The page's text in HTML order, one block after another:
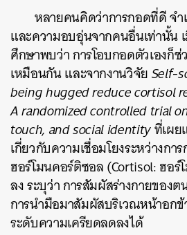
หลายคนคิดว่าการกอดที่ดี จำ
และความอบอุ่นจากคนอื่นเท่านั้น
ศึกษาพบว่า การโอบกอดตัวเองก็
เหมือนกัน และจากงานวิจัยSelf-
being hugged reduce cortisol
A randomized controlled trial
touch, and social identityที่เผ
เกี่ยวกับความเชื่อมโยงระหว่างกา
ฮอร์โมนคอร์ติซอล (Cortisol: ฮอ
ลง ระบุว่า การสัมผัสร่างกายของต
การนำมือมาสัมผัสบริเวณหน้าอกข้
ระดับความเครียดลดลงได้